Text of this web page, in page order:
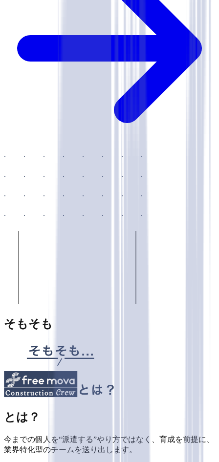
そもそも
とは？
今までの個人を“派遣する”やり方ではなく、育成を前提に、
業界特化型のチームを送り出します。